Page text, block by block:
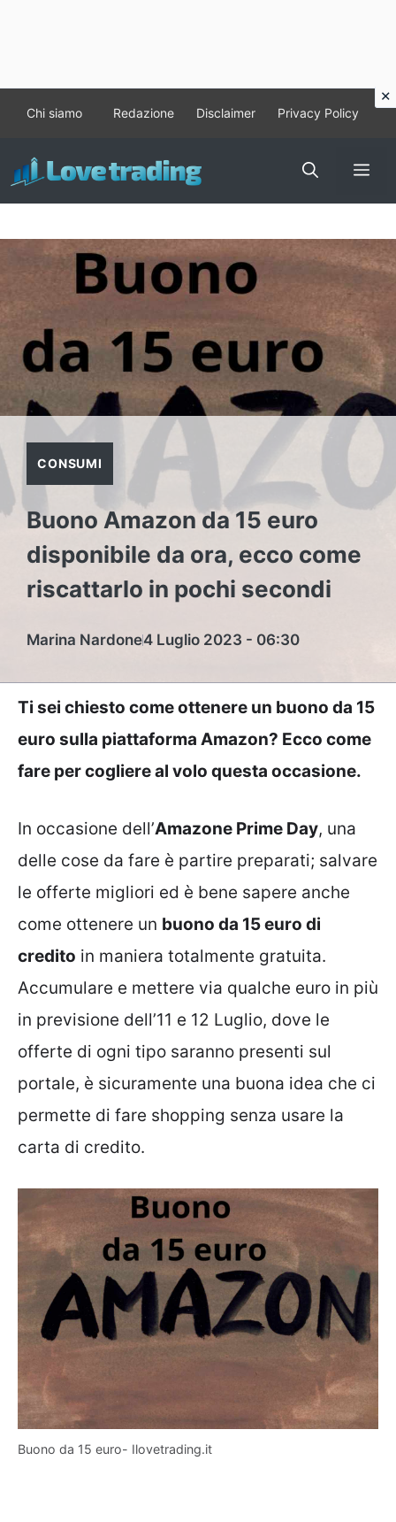
contenuto
Chi siamo Redazione Disclaimer Privacy Policy
CONSUMI
Buono Amazon da 15 euro
disponibile da ora, ecco come
riscattarlo in pochi secondi
Marina Nardone4 Luglio 2023 - 06:30
Ti sei chiesto come ottenere un buono da 15
euro sulla piattaforma Amazon? Ecco come
fare per cogliere al volo questa occasione.
In occasione dell’Amazone Prime Day, una
delle cose da fare è partire preparati; salvare
le offerte migliori ed è bene sapere anche
come ottenere un buono da 15 euro di
credito in maniera totalmente gratuita.
Accumulare e mettere via qualche euro in più
in previsione dell’11 e 12 Luglio, dove le
offerte di ogni tipo saranno presenti sul
portale, è sicuramente una buona idea che ci
permette di fare shopping senza usare la
carta di credito.
Buono da 15 euro- Ilovetrading.it